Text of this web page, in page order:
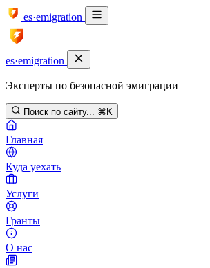
es·emigration
es·emigration
Эксперты по безопасной эмиграции
Поиск по сайту... ⌘K
Главная
Куда уехать
Услуги
Гранты
О нас